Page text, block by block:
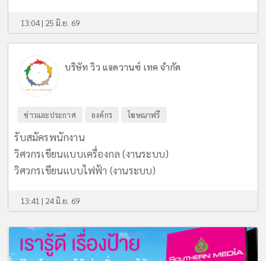
13:04 | 25 มิ.ย. 69
บริษัท วิว แอดวานซ์ เทค จำกัด
ข่าวและประกาศ องค์กร โฆษณาฟรี
รับสมัครพนักงาน
วิศวกรเขียนแบบเครื่องกล (งานระบบ)
วิศวกรเขียนแบบไฟฟ้า (งานระบบ)
13:41 | 24 มิ.ย. 69